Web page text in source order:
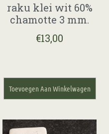
raku klei wit 60%
chamotte 3 mm.
€13,00
Toevoegen Aan Winkelwagen